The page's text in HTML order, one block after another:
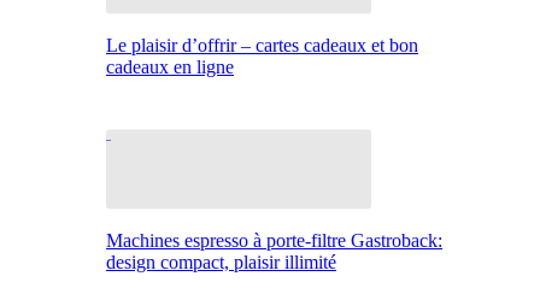
Le plaisir d’offrir – cartes cadeaux et bon
cadeaux en ligne
Machines espresso à porte-filtre Gastroback:
design compact, plaisir illimité